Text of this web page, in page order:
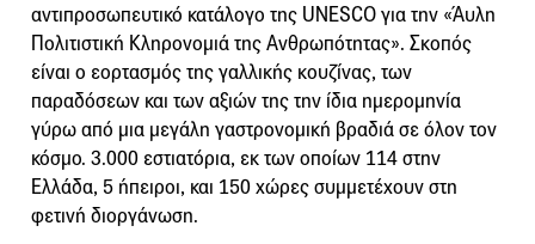
αντιπροσωπευτικό κατάλογο της UNESCO για την «Άυλη
Πολιτιστική Κληρονομιά της Ανθρωπότητας». Σκοπός
είναι ο εορτασμός της γαλλικής κουζίνας, των
παραδόσεων και των αξιών της την ίδια ημερομηνία
γύρω από μια μεγάλη γαστρονομική βραδιά σε όλον τον
κόσμο. 3.000 εστιατόρια, εκ των οποίων 114 στην
Ελλάδα, 5 ήπειροι, και 150 χώρες συμμετέχουν στη
φετινή διοργάνωση.